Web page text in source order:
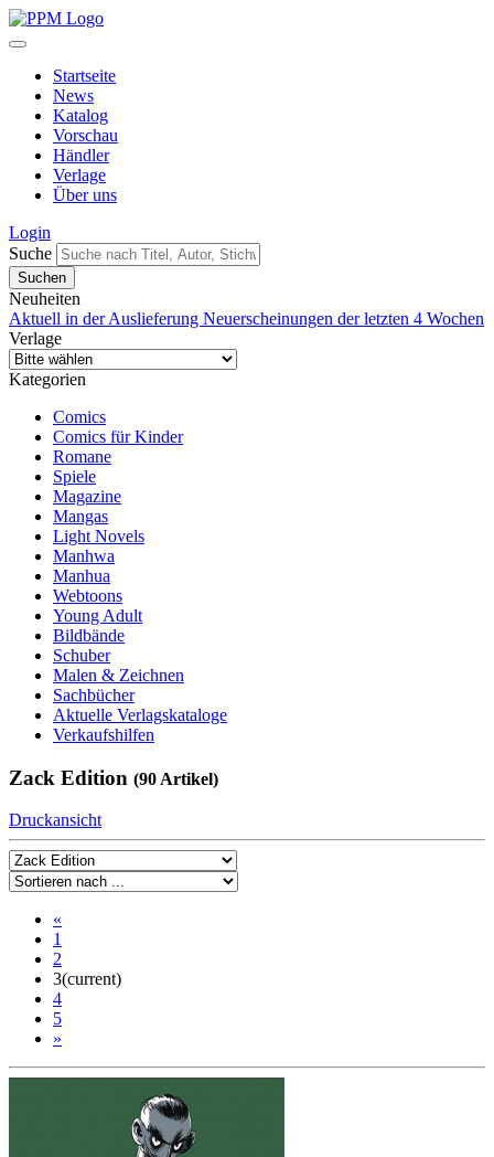
Startseite
News
Katalog
Vorschau
Händler
Verlage
Über uns
Login
Suche
Neuheiten
Aktuell in der Auslieferung Neuerscheinungen der letzten 4 Wochen
Verlage
Kategorien
Comics
Comics für Kinder
Romane
Spiele
Magazine
Mangas
Light Novels
Manhwa
Manhua
Webtoons
Young Adult
Bildbände
Schuber
Malen & Zeichnen
Sachbücher
Aktuelle Verlagskataloge
Verkaufshilfen
Zack Edition (90 Artikel)
Druckansicht
«
1
2
3(current)
4
5
»